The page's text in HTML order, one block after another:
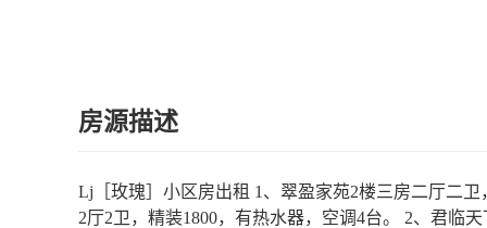
房源描述
Lj［玫瑰］小区房出租 1、翠盈家苑2楼三房二厅二
2厅2卫，精装1800，有热水器，空调4台。 2、君临